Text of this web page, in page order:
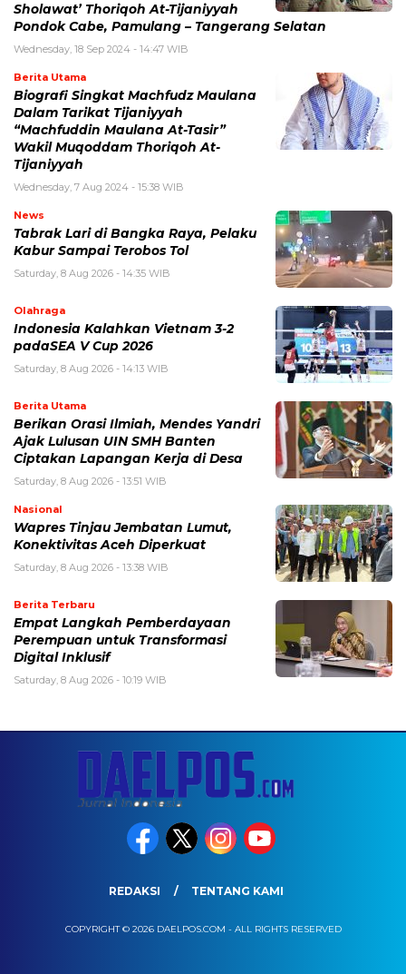
Sholawat’ Thoriqoh At-Tijaniyyah
Pondok Cabe, Pamulang – Tangerang Selatan
Wednesday, 18 Sep 2024 - 14:47 WIB
Berita Utama
Biografi Singkat Machfudz Maulana
Dalam Tarikat Tijaniyyah
“Machfuddin Maulana At-Tasir”
Wakil Muqoddam Thoriqoh At-
Tijaniyyah
Wednesday, 7 Aug 2024 - 15:38 WIB
News
Tabrak Lari di Bangka Raya, Pelaku
Kabur Sampai Terobos Tol
Saturday, 8 Aug 2026 - 14:35 WIB
Olahraga
Indonesia Kalahkan Vietnam 3-2
padaSEA V Cup 2026
Saturday, 8 Aug 2026 - 14:13 WIB
Berita Utama
Berikan Orasi Ilmiah, Mendes Yandri
Ajak Lulusan UIN SMH Banten
Ciptakan Lapangan Kerja di Desa
Saturday, 8 Aug 2026 - 13:51 WIB
Nasional
Wapres Tinjau Jembatan Lumut,
Konektivitas Aceh Diperkuat
Saturday, 8 Aug 2026 - 13:38 WIB
Berita Terbaru
Empat Langkah Pemberdayaan
Perempuan untuk Transformasi
Digital Inklusif
Saturday, 8 Aug 2026 - 10:19 WIB
REDAKSI TENTANG KAMI
COPYRIGHT © 2026 DAELPOS.COM - ALL RIGHTS RESERVED